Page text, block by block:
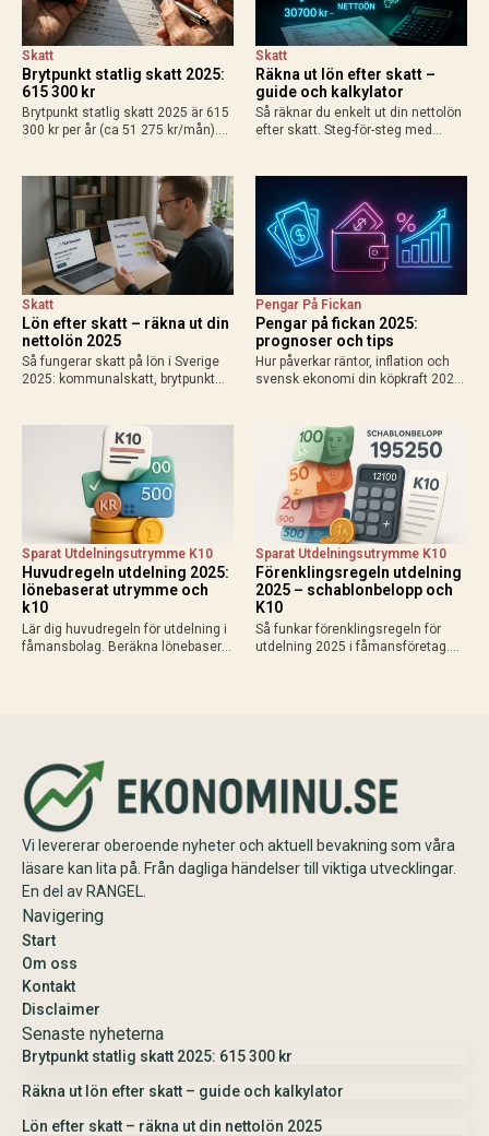
Brytpunkt statlig skatt 2025:
615 300 kr
Skatt
Brytpunkt statlig skatt 2025 är 615
300 kr per år (ca 51 275 kr/mån).
löntagare och pensionärer. Så
påverkas din plånbok!
Räkna ut lön efter skatt –
guide och kalkylator
Skatt
Så räknar du enkelt ut din nettolön
efter skatt. Steg-för-steg med
resultat 2025.
Lön efter skatt – räkna ut din
nettolön 2025
Skatt
Så fungerar skatt på lön i Sverige
2025: kommunalskatt, brytpunkt
Exempel, kalkylatorer och tips för
att räkna ut vad du får…
Pengar på fickan 2025:
prognoser och tips
Pengar På Fickan
Hur påverkar räntor, inflation och
svensk ekonomi din köpkraft 2025?
praktiska tips för att maximera
disponibel inkomst.
Huvudregeln utdelning 2025:
lönebaserat utrymme och
k10
Sparat Utdelningsutrymme K10
Lär dig huvudregeln för utdelning i
fåmansbolag. Beräkna lönebaserat
Förenklingsregeln utdelning
2025 – schablonbelopp och
K10
Sparat Utdelningsutrymme K10
Så funkar förenklingsregeln för
utdelning 2025 i fåmansföretag.
Vi levererar oberoende nyheter och aktuell bevakning som våra
läsare kan lita på. Från dagliga händelser till viktiga utvecklingar.
En del av RANGEL.
Navigering
Start
Om oss
Kontakt
Disclaimer
Senaste nyheterna
Brytpunkt statlig skatt 2025: 615 300 kr
Räkna ut lön efter skatt – guide och kalkylator
Lön efter skatt – räkna ut din nettolön 2025